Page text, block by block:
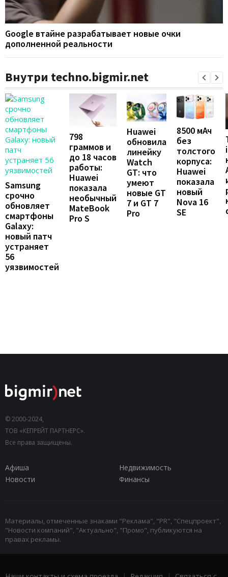
Google втайне разрабатывает новые очки
дополненной реальности
Внутри techno.bigmir.net
Samsung
срочно
обновляет
смартфоны
Galaxy:
новый патч
устраняет
56
уязвимостей
798
граммов и
до 18 часов
работы:
Huawei
показала
необычный
MateBook
Pro S
Huawei
обновила
линейку
Watch
GT: что
умеют
новые GT
7 и GT 7
Pro
8500 мАч
без
толстого
корпуса:
Huawei
показала
новый
Nova 16
SE
© 2000-2024,
ТОВ «КЕПРЕЙТ ПАРТНЕРС».
Все права защищены.
Афиша
Недвижимость
Новости
Финансы
Материалы, отмеченные знаками "Реклама", "PR", "Спецпроект",
"Новости компаний", "Актуально", "Промо", публикуются на
правах рекламы.